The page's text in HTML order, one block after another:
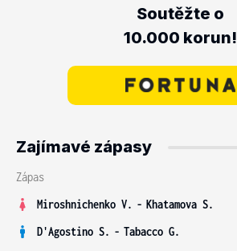
Soutěžte o
10.000 korun!
Zajímavé zápasy
Zápas
Miroshnichenko V. - Khatamova S.
D'Agostino S. - Tabacco G.